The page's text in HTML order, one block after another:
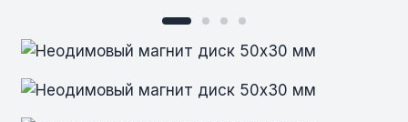
Неодимовый магнит диск 50х30 мм
Неодимовый магнит диск 50х30 мм
Неодимовый магнит диск 50х30 мм